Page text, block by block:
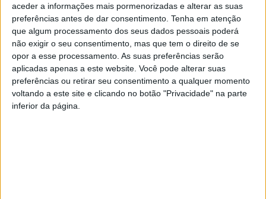
aceder a informações mais pormenorizadas e alterar as suas
preferências antes de dar consentimento. Tenha em atenção
que algum processamento dos seus dados pessoais poderá
não exigir o seu consentimento, mas que tem o direito de se
opor a esse processamento. As suas preferências serão
aplicadas apenas a este website. Você pode alterar suas
preferências ou retirar seu consentimento a qualquer momento
voltando a este site e clicando no botão "Privacidade" na parte
inferior da página.
Papa Francisco apresenta melhorias e
já respira sem assistência mecânica
Num comunicado emitido esta quarta-feira, o Vaticano
informou que o Sumo Pontífice reduziu, também, a
necessidade de oxigenoterapia. O estado de saúde do
Papa...